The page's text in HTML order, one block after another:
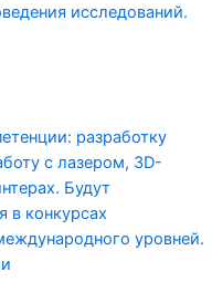
исследований.
разработку
с лазером, 3D-
Будут
в конкурсах
уровней.